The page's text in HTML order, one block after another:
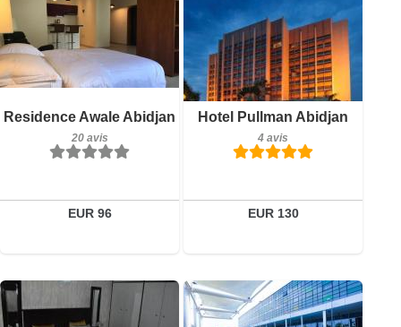
Residence Awale Abidjan
20 avis
EUR 96
20 avis
Détails
Réserver
Hotel Pullman Abidjan
4 avis
EUR 130
Réserver